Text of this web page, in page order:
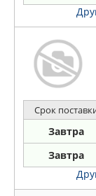
Срок
Завтра
Завтра